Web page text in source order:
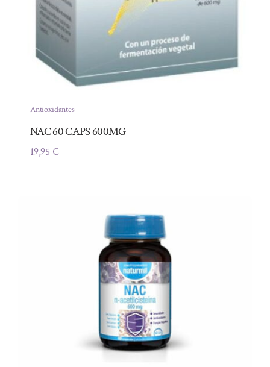
Antioxidantes
NAC 60 CAPS 600MG
19,95 €